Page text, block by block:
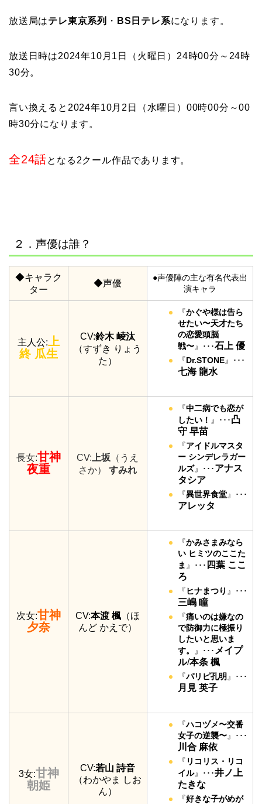
放送局はテレ東京系列 ・ BS日テレ系になります。
放送日時は2024年10月1日（火曜日）24時00分～24時
30分。
言い換えると2024年10月2日（水曜日）00時00分～00
時30分になります。
全24話となる2クール作品であります。
２．声優は誰？
◆キャラク
ター
◆声優
●声優陣の主な有名代表出
演キャラ
主人公:上
終 瓜生
CV:鈴木 崚汰
（すずき りょう
た）
『かぐや様は告ら
せたい〜天才たち
の恋愛頭脳
戦〜』･･･石上 優
『Dr.STONE』･･･
七海 龍水
長女:甘神
夜重
CV: 上坂 （うえ
さか） すみれ
『中二病でも恋が
したい！ 』･･･凸
守 早苗
『アイドルマスタ
ー シンデレラガー
ルズ』･･･アナス
タシア
『異世界食堂』･･･
アレッタ
次女:甘神
夕奈
CV:本渡 楓 （ほ
んど かえで）
『かみさまみなら
い ヒミツのここた
ま 』･･･ 四葉 ここ
ろ
『ヒナまつり 』･･･
三嶋 瞳
『痛いのは嫌なの
で防御力に極振り
したいと思いま
す。
』･･･ メイプ
ル/本条 楓
『パリピ孔明 』･･･
月見 英子
3女:甘神
朝姫
CV:若山 詩音
（わかやま しお
ん）
『ハコヅメ〜交番
女子の逆襲〜』･･･
川合 麻依
『 リコリス・リコ
イル』･･･井ノ上
たきな
『好きな子がめが